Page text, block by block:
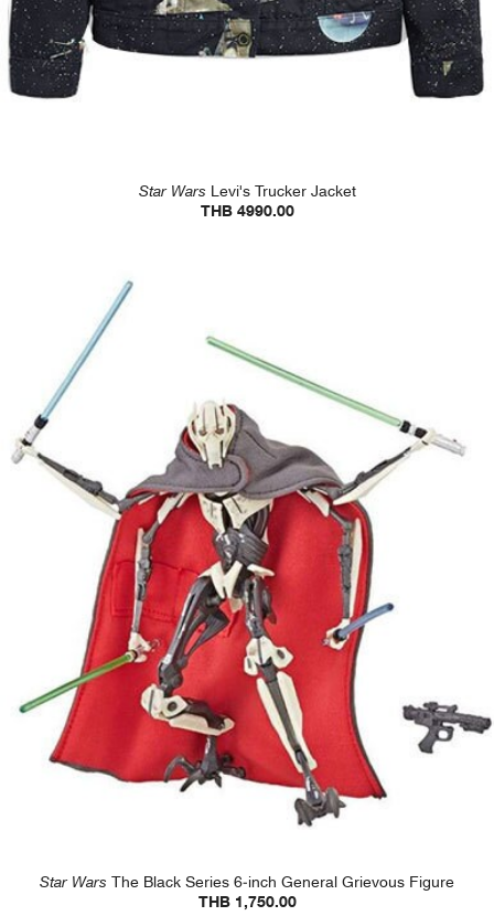
Star Wars Levi's Trucker Jacket
THB 4990.00
Star Wars The Black Series 6-inch General Grievous Figure
THB 1,750.00